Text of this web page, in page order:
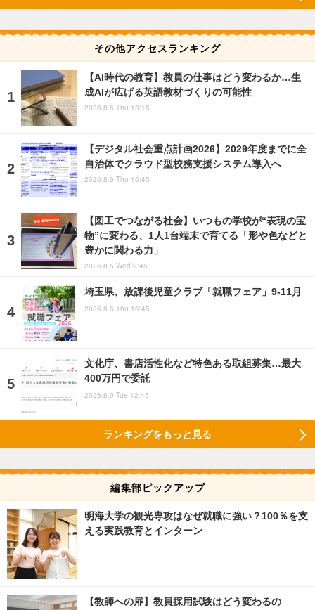
その他アクセスランキング
【AI時代の教育】教員の仕事はどう変わるか…生
成AIが広げる英語教材づくりの可能性
2026.8.6 Thu 13:15
【デジタル社会重点計画2026】2029年度までに全
自治体でクラウド型校務支援システム導入へ
2026.8.6 Thu 16:45
【図工でつながる社会】いつもの学校が“表現の宝
物”に変わる、1人1台端末で育てる「形や色などと
豊かに関わる力」
2026.8.5 Wed 9:45
埼玉県、放課後児童クラブ「就職フェア」9-11月
2026.8.6 Thu 16:45
文化庁、書店活性化など特色ある取組募集…最大
400万円で委託
2026.6.9 Tue 12:45
ランキングをもっと見る
編集部ピックアップ
明海大学の観光専攻はなぜ就職に強い？100％を支
える実践教育とインターン
【教師への扉】教員採用試験はどう変わるの